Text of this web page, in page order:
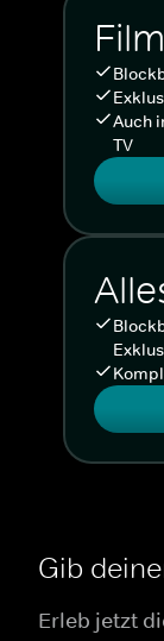
Auch
TV
Gib
Erleb jetzt